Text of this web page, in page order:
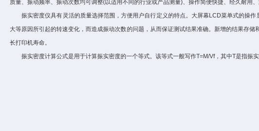
质量、振动频率、振动次数均可调整(以适用不同的行业或产品测量)、操作简便快捷、经久耐用
振实密度仪具有灵活的质量选择范围，方便用户自行定义的特点。大屏幕LCD菜单式的操作
大等原因所引起的转速变化，而造成振动次数的问题，从而保证测试结果准确。新增的结果存
长打印机寿命。
振实密度计算公式是用于计算振实密度的一个等式。该等式一般写作T=M/Vf，其中T是指振